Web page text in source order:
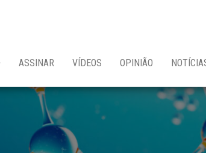
ASSINAR VÍDEOS OPINIÃO